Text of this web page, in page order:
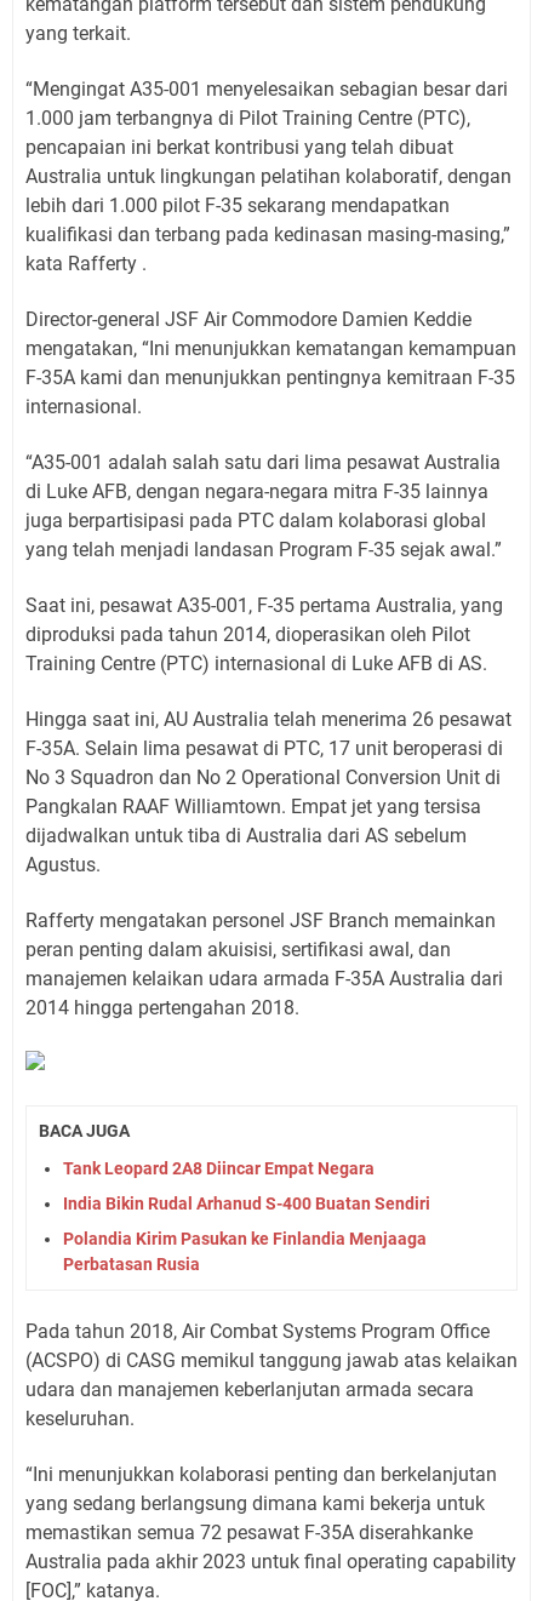
yang terkait.
“Mengingat A35-001 menyelesaikan sebagian besar dari
1.000 jam terbangnya di Pilot Training Centre (PTC),
pencapaian ini berkat kontribusi yang telah dibuat
Australia untuk lingkungan pelatihan kolaboratif, dengan
lebih dari 1.000 pilot F-35 sekarang mendapatkan
kualifikasi dan terbang pada kedinasan masing-masing,”
kata Rafferty .
Director-general JSF Air Commodore Damien Keddie
mengatakan, “Ini menunjukkan kematangan kemampuan
F-35A kami dan menunjukkan pentingnya kemitraan F-35
internasional.
“A35-001 adalah salah satu dari lima pesawat Australia
di Luke AFB, dengan negara-negara mitra F-35 lainnya
juga berpartisipasi pada PTC dalam kolaborasi global
yang telah menjadi landasan Program F-35 sejak awal.”
Saat ini, pesawat A35-001, F-35 pertama Australia, yang
diproduksi pada tahun 2014, dioperasikan oleh Pilot
Training Centre (PTC) internasional di Luke AFB di AS.
Hingga saat ini, AU Australia telah menerima 26 pesawat
F-35A. Selain lima pesawat di PTC, 17 unit beroperasi di
No 3 Squadron dan No 2 Operational Conversion Unit di
Pangkalan RAAF Williamtown. Empat jet yang tersisa
dijadwalkan untuk tiba di Australia dari AS sebelum
Agustus.
Rafferty mengatakan personel JSF Branch memainkan
peran penting dalam akuisisi, sertifikasi awal, dan
manajemen kelaikan udara armada F-35A Australia dari
2014 hingga pertengahan 2018.
BACA JUGA
Tank Leopard 2A8 Diincar Empat Negara
India Bikin Rudal Arhanud S-400 Buatan Sendiri
Polandia Kirim Pasukan ke Finlandia Menjaaga
Perbatasan Rusia
Pada tahun 2018, Air Combat Systems Program Office
(ACSPO) di CASG memikul tanggung jawab atas kelaikan
udara dan manajemen keberlanjutan armada secara
keseluruhan.
“Ini menunjukkan kolaborasi penting dan berkelanjutan
yang sedang berlangsung dimana kami bekerja untuk
memastikan semua 72 pesawat F-35A diserahkanke
Australia pada akhir 2023 untuk final operating capability
[FOC],” katanya.